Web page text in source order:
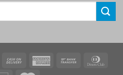
MasterCardCash
On
American Bank